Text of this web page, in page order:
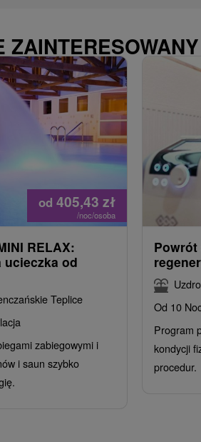
ZAINTERESOWANY
od 405,43zł
/noc/osoba
RELAX:
ucieczka od
Teplice
zabiegowymi i
i saun szybko
Od 10
Program
kondycji
procedur.